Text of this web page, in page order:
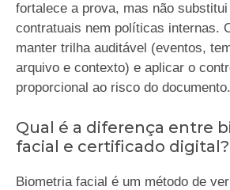
fortalece a prova, mas não
contratuais nem políticas internas.
manter trilha auditável (eventos,
arquivo e contexto) e aplicar o
proporcional ao risco do documento.
Qual é a diferença entre
facial e certificado digital?
Biometria facial é um método de